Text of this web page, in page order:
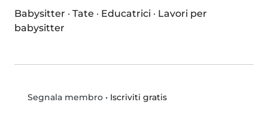
Babysitter · Tate · Educatrici · Lavori per
babysitter
Segnala membro• Iscriviti gratis